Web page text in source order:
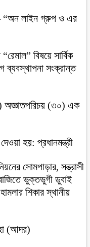
“অন লাইন গ্রুপ ও এর
বিষয়ে সার্বিক
ব্যবস্থাপনা সংক্রান্ত
অজ্ঞাতপরিচয় (৩০) এক
হয়: প্রধানমন্ত্রী
সোমপাড়ার, সন্ত্রাসী
ভুক্তভুগী ডুবাই
শিকার স্থানীয়
(আদর)